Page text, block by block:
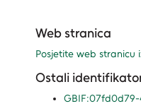
Web stranica
Posjetite web
Ostali